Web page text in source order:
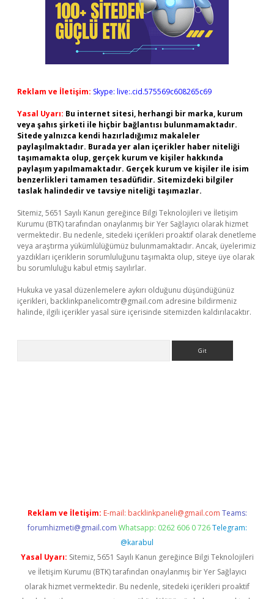
Reklam ve İletişim: Skype: live:.cid.575569c608265c69
Yasal Uyarı: Bu internet sitesi, herhangi bir marka, kurum
veya şahıs şirketi ile hiçbir bağlantısı bulunmamaktadır.
Sitede yalnızca kendi hazırladığımız makaleler
paylaşılmaktadır. Burada yer alan içerikler haber niteliği
taşımamakta olup, gerçek kurum ve kişiler hakkında
paylaşım yapılmamaktadır. Gerçek kurum ve kişiler ile isim
benzerlikleri tamamen tesadüfidir. Sitemizdeki bilgiler
taslak halindedir ve tavsiye niteliği taşımazlar.
Sitemiz, 5651 Sayılı Kanun gereğince Bilgi Teknolojileri ve İletişim
Kurumu (BTK) tarafından onaylanmış bir Yer Sağlayıcı olarak hizmet
vermektedir. Bu nedenle, sitedeki içerikleri proaktif olarak denetleme
veya araştırma yükümlülüğümüz bulunmamaktadır. Ancak, üyelerimiz
yazdıkları içeriklerin sorumluluğunu taşımakta olup, siteye üye olarak
bu sorumluluğu kabul etmiş sayılırlar.
Hukuka ve yasal düzenlemelere aykırı olduğunu düşündüğünüz
içerikleri, backlinkpanelicomtr@gmail.com adresine bildirmeniz
halinde, ilgili içerikler yasal süre içerisinde sitemizden kaldırılacaktır.
Reklam ve İletişim: E-mail: backlinkpaneli@gmail.com Teams:
forumhizmeti@gmail.com Whatsapp: 0262 606 0 726 Telegram:
@karabul
Yasal Uyarı: Sitemiz, 5651 Sayılı Kanun gereğince Bilgi Teknolojileri
ve İletişim Kurumu (BTK) tarafından onaylanmış bir Yer Sağlayıcı
olarak hizmet vermektedir. Bu nedenle, sitedeki içerikleri proaktif